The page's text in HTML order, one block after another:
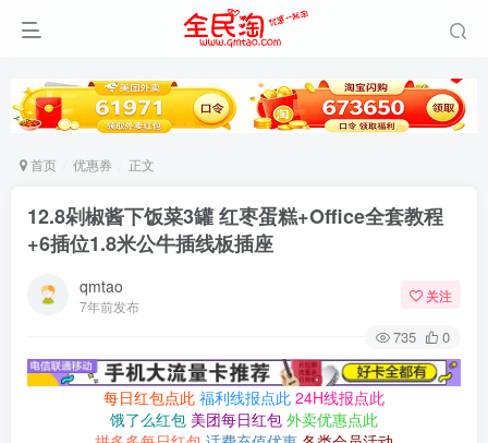
首页 优惠券 正文
12.8剁椒酱下饭菜3罐 红枣蛋糕+Office全套教程
+6插位1.8米公牛插线板插座
qmtao
7年前发布
关注
735 0
每日红包点此 福利线报点此 24H线报点此
饿了么红包 美团每日红包 外卖优惠点此